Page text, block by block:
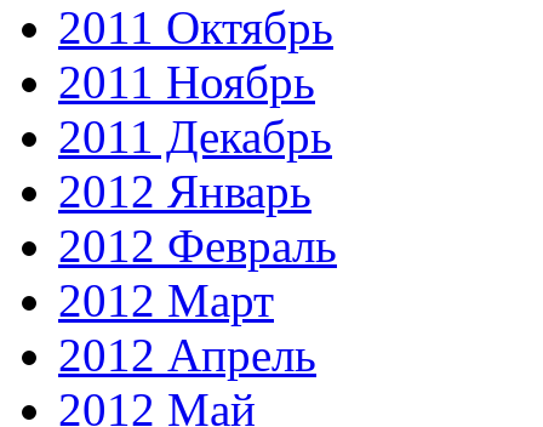
2011 Октябрь
2011 Ноябрь
2011 Декабрь
2012 Январь
2012 Февраль
2012 Март
2012 Апрель
2012 Май